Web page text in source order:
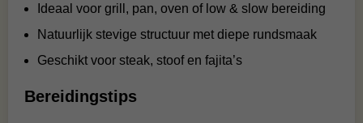
Ideaal voor grill, pan, oven of low & slow bereiding
Natuurlijk stevige structuur met diepe rundsmaak
Geschikt voor steak, stoof en fajita’s
Bereidingstips